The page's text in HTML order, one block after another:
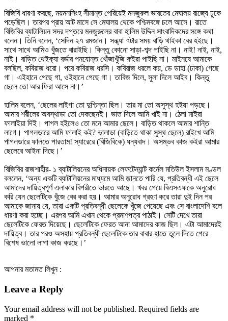
বিজিবি ধারণা করছে, ময়মনসিংহ সীমান্ত পেরিয়েই মনজুরুল ভারতের মেঘালয় রাজ্যে ঢুকে
পড়েছিল। তারপর প্রায় আট মাসে সে মেঘালয় থেকে পশ্চিমবঙ্গে চলে আসে। রাতে
বিজিবির ব্যাটালিয়ন সদর দপ্তরে মনজুরুলের বাবা হালিম উদ্দিন সাংবাদিকদের সঙ্গে কথা
বলেন। তিনি বলেন, ‘সেদিন ২৭ রমজান। সন্ধ্যা ৭টার সময় বাড়ি থাইকা বের হইছে।
সাথে সাথে আমিও খুঁজতে বারাইছি। কিন্তু কোনো সাড়া-শব্দ পাইছি না। নাই! নাই, নাই,
নাই। বাড়িত থেইক্যা বর্ডার পনযোন্ত খোঁজাখুঁজি কইরা পাইছি না। মাইনষে আমাকে
বলছিল, কবিরাজ ধরো। পরে কবিরাজ ধরসি। কবিরাজ ধরলে কয়, ডে ডাহা (ঢাকা) গেছে
গা। এইহানে গেছে গা, ওইহানে গেছে গা। তাবিজ দিলে, সুলা দিলে আইব। কিন্তু
ছেলে তো আর ফিরা আসে না।’
হালিম বলেন, ‘ছেলের লাইগা তো দুশ্চিন্তা ছিল। তার মা তো অসুস্থ হইয়া পড়ছে।
আমার শরীলের অবস্থাডা তো দেকছেনই। ভাত দিলে আমি খাই না। ঠেলা মাইরা
ফালাইয়া দিই। পাগল হইলেও তো মনে আমার ছেলে। বাড়িত থাকলে আমার শান্তি
লাগে। পাগলডারে আমি ফালাই কই? ভালাডা (বাড়িতে থাকা সুস্থ ছেলে) রাইখে আমি
পাগলডারে ফালতে পারতাম! স্যারেরে (বিজিবিকে) ধন্যবাদ। অসম্ভব কাজ কইরা আমার
ছেলেরে আইনা দিছে।’
বিজিবির রাজশাহীর- ১ ব্যাটালিয়নের অধিনায়ক লেফটেন্যান্ট কর্নেল মতিউল ইসলাম মণ্ডল
বললেন, ‘অন্য একটি ব্যাটালিয়নের মাধ্যমে আমি জানতে পারি যে, প্রতিবন্ধী এই ছেলে
আমাদের দায়িত্বপূর্ণ এলাকার বিপরীতে ভারতে আছে। খবর পেয়ে বিএসএফকে অনুরোধ
করি যেন ছেলেটিকে খুঁজে বের করা হয়। আমার অনুরোধ গ্রহণ করে তারা দুই দিন পর
আমাকে জানায় যে, তারা একটি প্রতিবন্ধী ছেলেকে খুঁজে পেয়েছে এবং সে বাংলাদেশি বলে
ধারণা করা হচ্ছে। এরপর আমি এখান থেকে প্রমাণপত্র পাঠাই। সেটি দেখে তারা
ছেলেটিকে ফেরত দিয়েছে। ছেলেটিকে ফেরত আনা আমাদের কাজ ছিল। এটা আমাদেরই
দায়িত্ব। তার পরও অসহায় প্রতিবন্ধী ছেলেটিকে তার বাবার হাতে তুলে দিতে পেরে
বিশেষ ভালো লাগা কাজ করছে।’
আপনার মতামত লিখুন :
Leave a Reply
Your email address will not be published. Required fields are
marked *